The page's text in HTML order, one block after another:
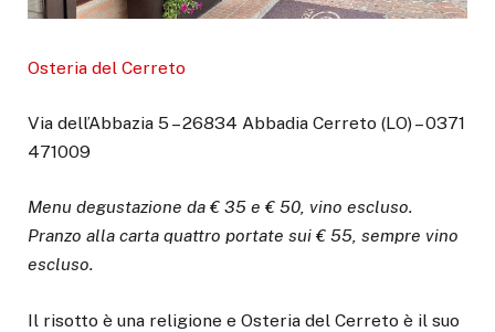
Osteria del Cerreto
Via dell’Abbazia 5 – 26834 Abbadia Cerreto (LO) – 0371
471009
Menu degustazione da € 35 e € 50, vino escluso.
Pranzo alla carta quattro portate sui € 55, sempre vino
escluso.
Il risotto è una religione e Osteria del Cerreto è il suo